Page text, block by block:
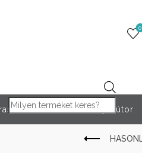
Products search
0
Rendezvény bútor